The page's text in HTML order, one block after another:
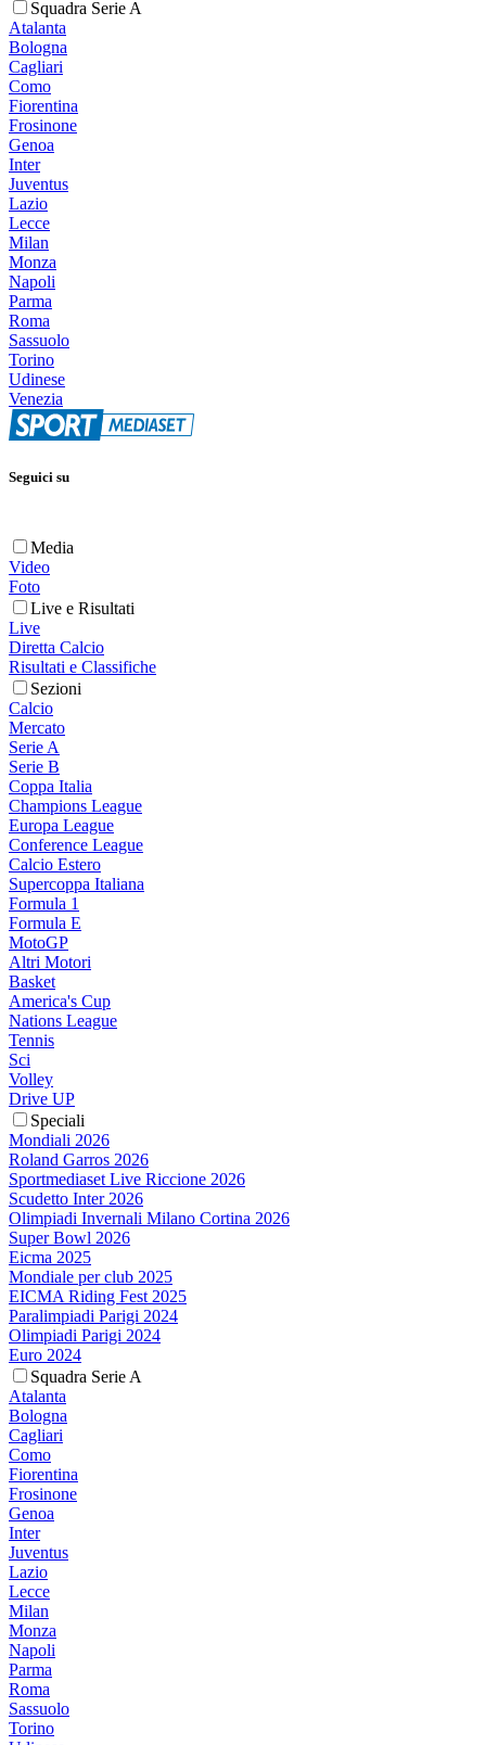
Squadra Serie A
Atalanta
Bologna
Cagliari
Como
Fiorentina
Frosinone
Genoa
Inter
Juventus
Lazio
Lecce
Milan
Monza
Napoli
Parma
Roma
Sassuolo
Torino
Udinese
Venezia
Seguici su
Media
Video
Foto
Live e Risultati
Live
Diretta Calcio
Risultati e Classifiche
Sezioni
Calcio
Mercato
Serie A
Serie B
Coppa Italia
Champions League
Europa League
Conference League
Calcio Estero
Supercoppa Italiana
Formula 1
Formula E
MotoGP
Altri Motori
Basket
America's Cup
Nations League
Tennis
Sci
Volley
Drive UP
Speciali
Mondiali 2026
Roland Garros 2026
Sportmediaset Live Riccione 2026
Scudetto Inter 2026
Olimpiadi Invernali Milano Cortina 2026
Super Bowl 2026
Eicma 2025
Mondiale per club 2025
EICMA Riding Fest 2025
Paralimpiadi Parigi 2024
Olimpiadi Parigi 2024
Euro 2024
Squadra Serie A
Atalanta
Bologna
Cagliari
Como
Fiorentina
Frosinone
Genoa
Inter
Juventus
Lazio
Lecce
Milan
Monza
Napoli
Parma
Roma
Sassuolo
Torino